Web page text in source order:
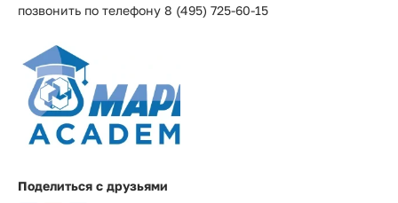
позвонить по телефону 8 (495) 725-60-15
Поделиться с друзьями